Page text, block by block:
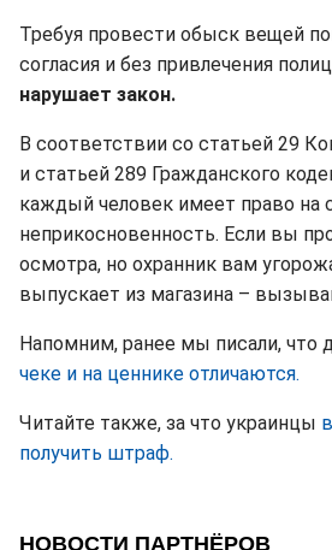
Требуя провести обыск вещей
согласия и без привлечения
нарушает закон.
В соответствии со статьей 29
и статьей 289 Гражданского
каждый человек имеет право на
неприкосновенность. Если вы
осмотра, но охранник вам
выпускает из магазина –
Напомним, ранее мы писали, что
чеке и на ценнике отличаются.
Читайте также, за что украинцы
получить штраф.